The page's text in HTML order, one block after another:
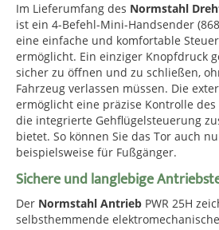
Im Lieferumfang des Normstahl
ist ein 4-Befehl-Mini-Handsender
eine einfache und komfortable
ermöglicht. Ein einziger Knopfdruck
sicher zu öffnen und zu schließen,
Fahrzeug verlassen müssen. Die
ermöglicht eine präzise Kontrolle
die integrierte Gehflügelsteuerung
bietet. So können Sie das Tor auch
beispielsweise für Fußgänger.
Sichere und langlebige
Der Normstahl Antrieb PWR 25H
selbsthemmende